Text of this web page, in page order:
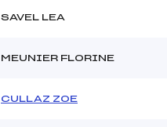
SAVEL LEA
MEUNIER FLORINE
CULLAZ ZOE